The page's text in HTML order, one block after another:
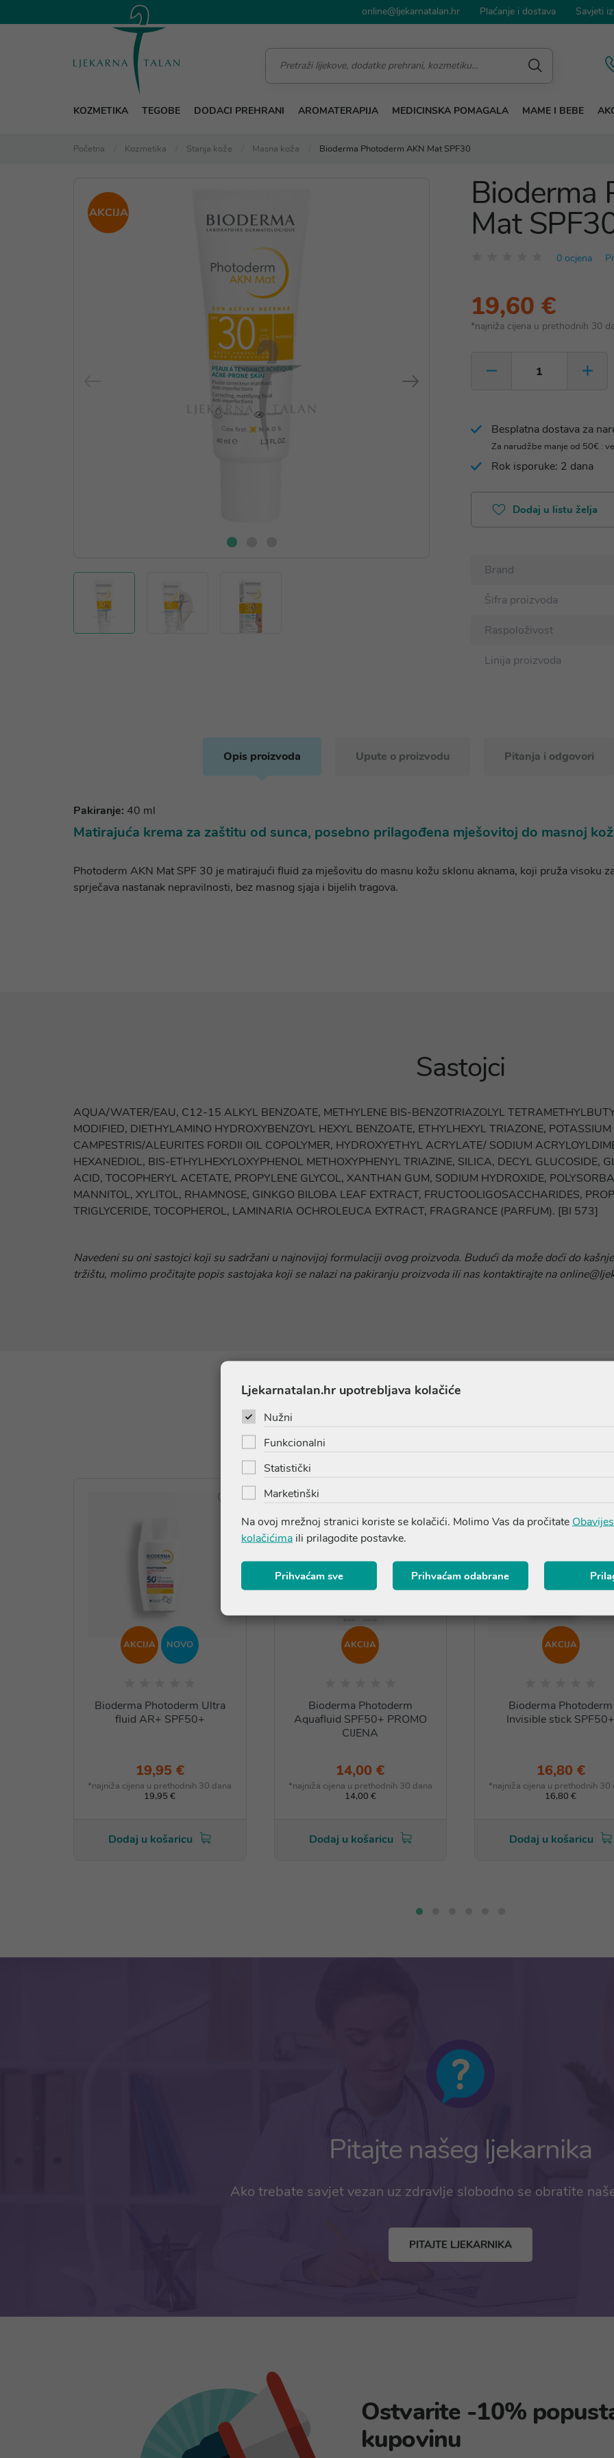
online@ljekarnatalan.hr Plaćanje i dostava Savjeti
KOZMETIKA TEGOBE DODACI PREHRANI AROMATERAPIJA MEDICINSKA POMAGALA MAME I BEBE
Početna Kozmetika Stanja kože Masna koža Bioderma Photoderm AKN Mat SPF30
AKCIJA Bioderma
Mat
0 ocjena
19,60 €
*najniža cijena u prethodnih 30
Besplatna dostava za
Za narudžbe manje od 50€ :
Rok isporuke: 2 dana
Dodaj u listu želja
Brand
Šifra proizvoda
Raspoloživost
Linija proizvoda
Opis proizvoda Upute o proizvodu Pitanja i odgovori
Pakiranje: 40 ml
Matirajuća krema za zaštitu od sunca, posebno prilagođena mješovitoj do masnoj
Photoderm AKN Mat SPF 30 je matirajući fluid za mješovitu do masnu kožu sklonu aknama, koji pruža visoku
sprječava nastanak nepravilnosti, bez masnog sjaja i bijelih tragova.
Sastojci
AQUA/WATER/EAU, C12-15 ALKYL BENZOATE, METHYLENE BIS-BENZOTRIAZOLYL
MODIFIED, DIETHYLAMINO HYDROXYBENZOYL HEXYL BENZOATE, ETHYLHEXYL TRIAZONE,
CAMPESTRIS/ALEURITES FORDII OIL COPOLYMER, HYDROXYETHYL ACRYLATE/ SODIUM
HEXANEDIOL, BIS-ETHYLHEXYLOXYPHENOL METHOXYPHENYL TRIAZINE, SILICA, DECYL GLUCOSIDE,
ACID, TOCOPHERYL ACETATE, PROPYLENE GLYCOL, XANTHAN GUM, SODIUM HYDROXIDE,
MANNITOL, XYLITOL, RHAMNOSE, GINKGO BILOBA LEAF EXTRACT, FRUCTOOLIGOSACCHARIDES,
TRIGLYCERIDE, TOCOPHEROL, LAMINARIA OCHROLEUCA EXTRACT, FRAGRANCE (PARFUM). [BI 573]
Navedeni su oni sastojci koji su sadržani u najnovijoj formulaciji ovog proizvoda. Budući da može doći do
tržištu, molimo pročitajte popis sastojaka koji se nalazi na pakiranju proizvoda ili nas kontaktirajte na
AKCIJA NOVO
Bioderma Photoderm Ultra
fluid AR+ SPF50+
19,95 €
*najniža cijena u prethodnih 30 dana
19,95 €
Dodaj u košaricu
AKCIJA
Bioderma Photoderm
Aquafluid SPF50+ PROMO
CIJENA
14,00 €
*najniža cijena u prethodnih 30 dana
14,00 €
Dodaj u košaricu
AKCIJA
Bioderma Photoderm
Invisible stick SPF50+
16,80 €
*najniža cijena u prethodnih 30
16,80 €
Dodaj u košaricu
Pitajte našeg ljekarnika
Ako trebate savjet vezan uz zdravlje slobodno se obratite
PITAJTE LJEKARNIKA
Ostvarite -10%
kupovinu
Ljekarnatalan.hr upotrebljava kolačiće
Nužni
Funkcionalni
Statistički
Marketinški
Na ovoj mrežnoj stranici koriste se kolačići. Molimo Vas da pročitate
kolačićima ili prilagodite postavke.
Prihvaćam sve Prihvaćam odabrane